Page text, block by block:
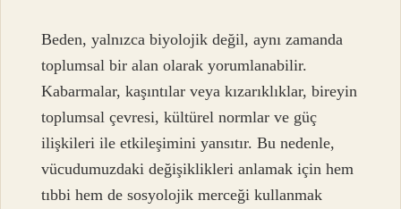
Beden, yalnızca biyolojik değil, aynı zamanda
toplumsal bir alan olarak yorumlanabilir.
Kabarmalar, kaşıntılar veya kızarıklıklar, bireyin
toplumsal çevresi, kültürel normlar ve güç
ilişkileri ile etkileşimini yansıtır. Bu nedenle,
vücudumuzdaki değişiklikleri anlamak için hem
tıbbi hem de sosyolojik merceği kullanmak